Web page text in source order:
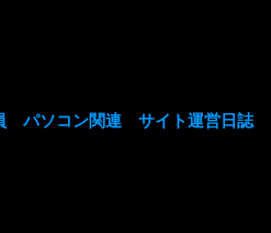
パソコン関連
サイト運営日誌